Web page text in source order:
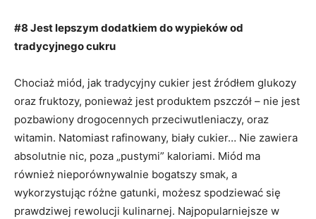
#8 Jest lepszym dodatkiem do wypieków od
tradycyjnego cukru
Chociaż miód, jak tradycyjny cukier jest źródłem glukozy
oraz fruktozy, ponieważ jest produktem pszczół – nie jest
pozbawiony drogocennych przeciwutleniaczy, oraz
witamin. Natomiast rafinowany, biały cukier… Nie zawiera
absolutnie nic, poza „pustymi” kaloriami. Miód ma
również nieporównywalnie bogatszy smak, a
wykorzystując różne gatunki, możesz spodziewać się
prawdziwej rewolucji kulinarnej. Najpopularniejsze w